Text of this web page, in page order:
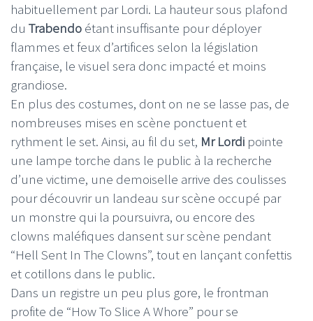
habituellement par Lordi. La hauteur sous plafond
du Trabendo étant insuffisante pour déployer
flammes et feux d’artifices selon la législation
française, le visuel sera donc impacté et moins
grandiose.
En plus des costumes, dont on ne se lasse pas, de
nombreuses mises en scène ponctuent et
rythment le set. Ainsi, au fil du set, Mr Lordi pointe
une lampe torche dans le public à la recherche
d’une victime, une demoiselle arrive des coulisses
pour découvrir un landeau sur scène occupé par
un monstre qui la poursuivra, ou encore des
clowns maléfiques dansent sur scène pendant
“Hell Sent In The Clowns”, tout en lançant confettis
et cotillons dans le public.
Dans un registre un peu plus gore, le frontman
profite de “How To Slice A Whore” pour se